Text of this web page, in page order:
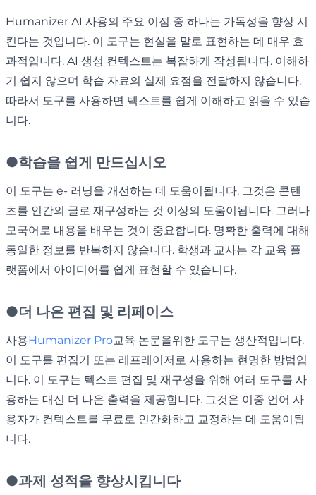
Humanizer AI 사용의 주요 이점 중 하나는 가독성을 향상 시
킨다는 것입니다. 이 도구는 현실을 말로 표현하는 데 매우 효
과적입니다. AI 생성 컨텍스트는 복잡하게 작성됩니다. 이해하
기 쉽지 않으며 학습 자료의 실제 요점을 전달하지 않습니다.
따라서 도구를 사용하면 텍스트를 쉽게 이해하고 읽을 수 있습
니다.
●학습을 쉽게 만드십시오
이 도구는 e- 러닝을 개선하는 데 도움이됩니다. 그것은 콘텐
츠를 인간의 글로 재구성하는 것 이상의 도움이됩니다. 그러나
모국어로 내용을 배우는 것이 중요합니다. 명확한 출력에 대해
동일한 정보를 반복하지 않습니다. 학생과 교사는 각 교육 플
랫폼에서 아이디어를 쉽게 표현할 수 있습니다.
●더 나은 편집 및 리페이스
사용Humanizer Pro교육 논문을위한 도구는 생산적입니다.
이 도구를 편집기 또는 레프레이저로 사용하는 현명한 방법입
니다. 이 도구는 텍스트 편집 및 재구성을 위해 여러 도구를 사
용하는 대신 더 나은 출력을 제공합니다. 그것은 이중 언어 사
용자가 컨텍스트를 무료로 인간화하고 교정하는 데 도움이됩
니다.
●과제 성적을 향상시킵니다